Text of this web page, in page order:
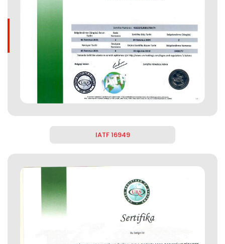
IATF 16949